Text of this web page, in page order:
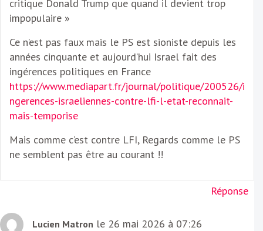
critique Donald Trump que quand il devient trop
impopulaire »
Ce n’est pas faux mais le PS est sioniste depuis les
années cinquante et aujourd’hui Israel fait des
ingérences politiques en France
https://www.mediapart.fr/journal/politique/200526/i
ngerences-israeliennes-contre-lfi-l-etat-reconnait-
mais-temporise
Mais comme c’est contre LFI, Regards comme le PS
ne semblent pas être au courant !!
Réponse
Lucien Matron le 26 mai 2026 à 07:26